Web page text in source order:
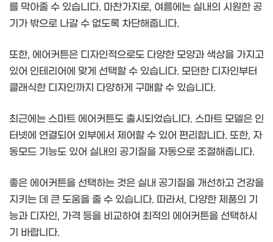
를 막아줄 수 있습니다. 마찬가지로, 여름에는 실내의 시원한 공
기가 밖으로 나갈 수 없도록 차단해줍니다.
또한, 에어커튼은 디자인적으로도 다양한 모양과 색상을 가지고
있어 인테리어에 맞게 선택할 수 있습니다. 모던한 디자인부터
클래식한 디자인까지 다양하게 구매할 수 있습니다.
최근에는 스마트 에어커튼도 출시되었습니다. 스마트 모델은 인
터넷에 연결되어 외부에서 제어할 수 있어 편리합니다. 또한, 자
동모드 기능도 있어 실내의 공기질을 자동으로 조절해줍니다.
좋은 에어커튼을 선택하는 것은 실내 공기질을 개선하고 건강을
지키는 데 큰 도움을 줄 수 있습니다. 따라서, 다양한 제품의 기
능과 디자인, 가격 등을 비교하여 최적의 에어커튼을 선택하시
기 바랍니다.